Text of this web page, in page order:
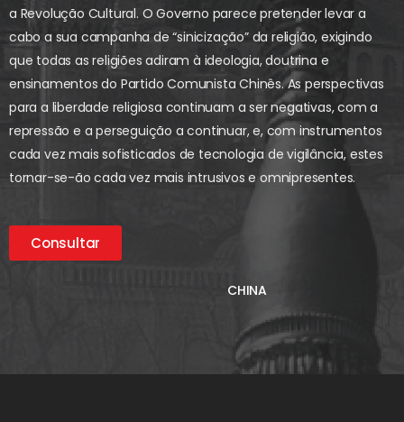
a Revolução Cultural. O Governo parece pretender levar a
cabo a sua campanha de “sinicização” da religião, exigindo
que todas as religiões adiram à ideologia, doutrina e
ensinamentos do Partido Comunista Chinês. As perspectivas
para a liberdade religiosa continuam a ser negativas, com a
repressão e a perseguição a continuar, e, com instrumentos
cada vez mais sofisticados de tecnologia de vigilância, estes
tornar-se-ão cada vez mais intrusivos e omnipresentes.
Consultar
CHINA